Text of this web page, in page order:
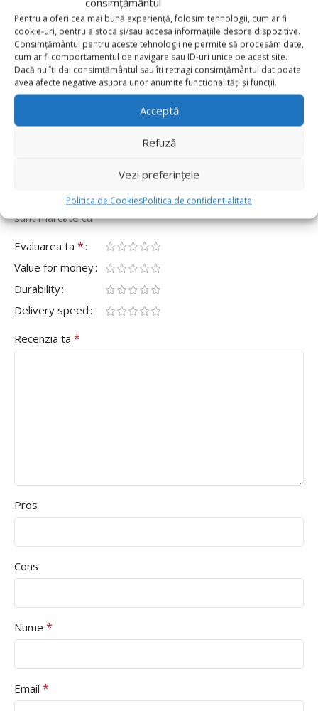
Pentru a oferi cea mai bună experiență, folosim tehnologii, cum ar fi
cookie-uri, pentru a stoca și/sau accesa informațiile despre dispozitive.
Consimțământul pentru aceste tehnologii ne permite să procesăm date,
cum ar fi comportamentul de navigare sau ID-uri unice pe acest site.
Dacă nu îți dai consimțământul sau îți retragi consimțământul dat poate
avea afecte negative asupra unor anumite funcționalități și funcții.
Acceptă
Refuză
Vezi preferințele
Politica de CookiesPolitica de confidentialitate
0 reviews
0
0
0
Fucsia, Set De 10 Bucăți”
Adresa ta de email nu va fi publicată. Câmpurile obligatorii
sunt marcate cu*
Evaluarea ta *
Value for money
Durability
Delivery speed
Recenzia ta *
Pros
Cons
Nume *
Email *